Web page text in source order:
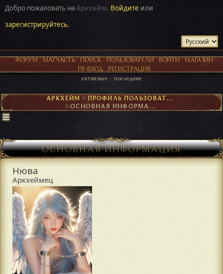
Добро пожаловать наАркхейм. Войдите или
зарегистрируйтесь.
ФОРУМ МАТЧАСТЬ ПОИСК ПОЛЬЗОВАТЕЛИ ВОЙТИ
МАГАЗИН
PR-ВХОД
РЕГИСТРАЦИЯ
активные последние
АРКХЕЙМ► ПРОФИЛЬ ПОЛЬЗОВАТЕЛЯ НЮВА
► ОСНОВНАЯ ИНФОРМАЦИЯ
ОСНОВНАЯ ИНФОРМАЦИЯ
Нюва
Аркхеймец